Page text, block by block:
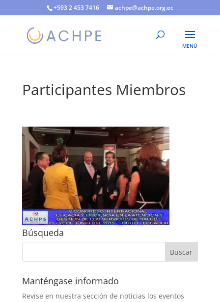
+593 2 453 7416 achpe@achpe.org.ec
Participantes Miembros
Búsqueda
Manténgase informado
Revise en nuestra sección de noticias los eventos